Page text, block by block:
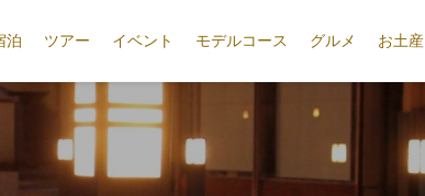
泊 ツアー イベント モデルコース グルメ お土産